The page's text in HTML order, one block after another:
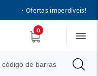
• Ofertas imperdíveis!
0